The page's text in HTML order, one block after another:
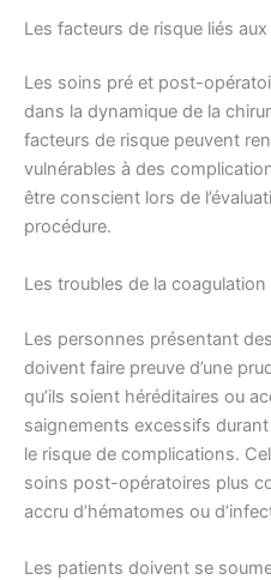
Les facteurs de risque liés
Les soins pré et post-
dans la dynamique de la
facteurs de risque peuvent
vulnérables à des
être conscient lors de
procédure.
Les troubles de la coagulation
Les personnes présentant des
doivent faire preuve d’une
qu’ils soient héréditaires ou
saignements excessifs
le risque de complications.
soins post-opératoires plus
accru d’hématomes ou
Les patients doivent se